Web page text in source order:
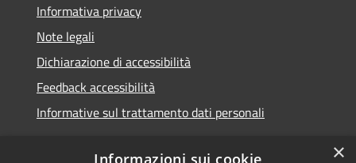
Informativa privacy
Note legali
Dichiarazione di accessibilità
Feedback accessibilità
Informative sul trattamento dati personali
×
Informazioni sui cookie